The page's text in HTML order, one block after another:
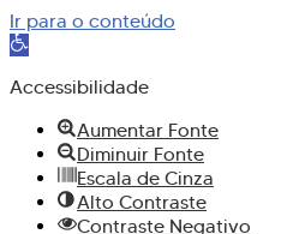
Ir para o conteúdo
Abrir
barra
ferramentas
Accessibilidade
Aumentar Fonte
Diminuir Fonte
Escala de Cinza
Alto Contraste
Contraste Negativo